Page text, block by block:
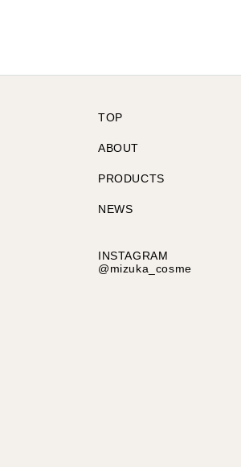
TOP
ABOUT
PRODUCTS
NEWS
INSTAGRAM
@mizuka_cosme